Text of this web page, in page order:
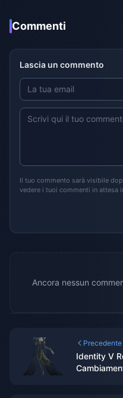
Commenti
Lascia un commento
Il tuo commento sarà visibile
vedere i tuoi commenti in attesa
Ancora nessun
Precedente
Identity V